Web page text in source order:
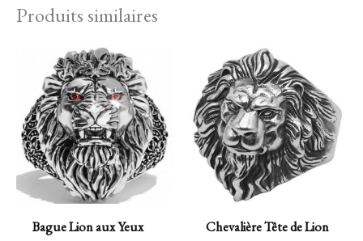
Produits similaires
Bague Lion aux Yeux
Chevalière Tête de Lion